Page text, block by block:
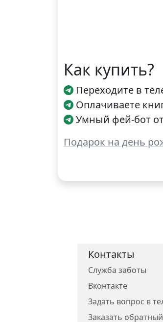
Как купить?
Переходите в
Оплачиваете
Умный фей-бот
Подарок на день
Контакты
Служба заботы
Вконтакте
Задать вопрос в
Заказать